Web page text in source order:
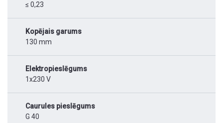
≤ 0,23
Kopējais garums
130 mm
Elektropieslēgums
1x230 V
Caurules pieslēgums
G 40